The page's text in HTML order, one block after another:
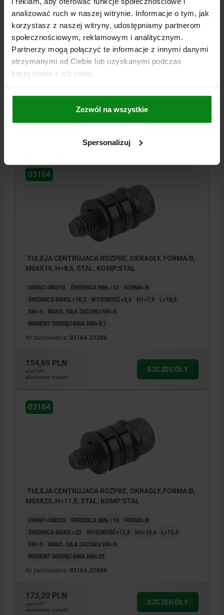
analizować ruch w naszej witrynie. Informacje o tym, jak
korzystasz z naszej witryny, udostępniamy partnerom
społecznościowym, reklamowym i analitycznym.
Partnerzy mogą połączyć te informacje z innymi danymi
otrzymanymi od Ciebie lub uzyskanymi podczas
korzystania z ich usług.
Zezwól na wszystkie
Spersonalizuj
TULEJA CENTRUJACA ROZPRE. OKRAGLY, FORMA:B,
M05X15, H=6,4, STAL, KOMP:STAL
GWINT=M5X15 ŚREDNICA MIN.=10
FORMA=B
ŚREDNICA MAKS.=12,3 WYSOKOŚĆ=6,4
03164-21005
03164
TULEJA CENTRUJACA ROZPRE. OKRAGLY, FORMA:B,
M06X18, H=8,6, STAL, KOMP:STAL
GWINT=M6X18 ŚREDNICA MIN.=12
FORMA=B
ŚREDNICA MAKS.=16,3 WYSOKOŚĆ=8,6 H1=7,9
L=10,6
SW=5
MAKS. SIŁA ZACISKU KN=5
MOMENT DOKRĘCANIA NM=9,1
Nr zamówienia: 03164-21206
154,69 PLN
plus VAT
plus koszty wysyłki
SZCZEGÓŁY
03164
TULEJA CENTRUJACA ROZPRE. OKRAGLY, FORMA:B,
M08X25, H=11,5, STAL, KOMP:STAL
GWINT=M8X25 ŚREDNICA MIN.=16
FORMA=B
ŚREDNICA MAKS.=22 WYSOKOŚĆ=11,5 H1=10,4
L=15,4
SW=6
MAKS. SIŁA ZACISKU KN=9
MOMENT DOKRĘCANIA NM=25
Nr zamówienia: 03164-21608
173,20 PLN
plus VAT
plus koszty wysyłki
SZCZEGÓŁY